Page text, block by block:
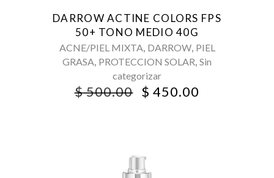
DARROW ACTINE COLORS FPS
50+ TONO MEDIO 40G
ACNE/PIEL MIXTA, DARROW, PIEL
GRASA, PROTECCION SOLAR, Sin
categorizar
$500.00 ORIGINAL
$ 450.00